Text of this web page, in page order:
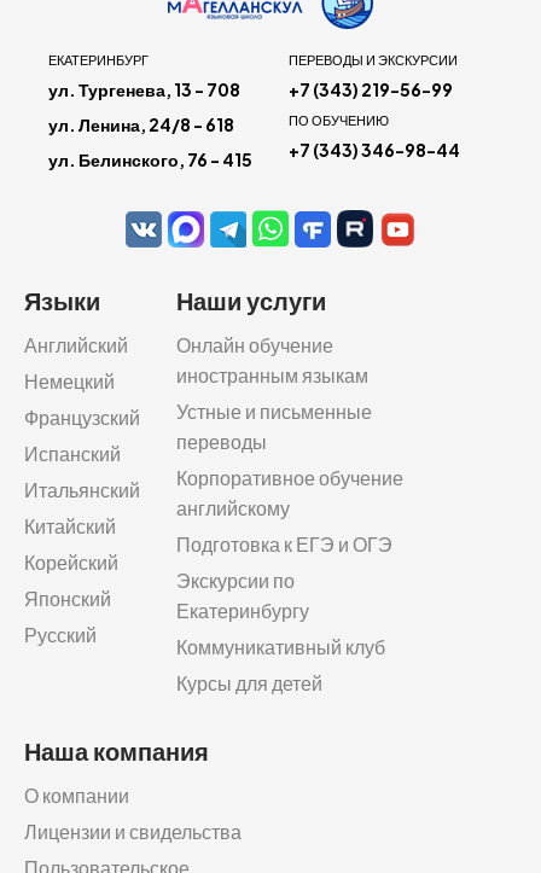
ЕКАТЕРИНБУРГ
ул. Тургенева, 13 - 708
ул. Ленина, 24/8 - 618
ул. Белинского, 76 - 415
ПЕРЕВОДЫ И ЭКСКУРСИИ
+7 (343) 219-56-99
ПО ОБУЧЕНИЮ
+7 (343) 346-98-44
Языки
Английский
Немецкий
Французский
Испанский
Итальянский
Китайский
Корейский
Японский
Русский
Наши услуги
Онлайн обучение
иностранным языкам
Устные и письменные
переводы
Корпоративное обучение
английскому
Подготовка к ЕГЭ и ОГЭ
Экскурсии по
Екатеринбургу
Коммуникативный клуб
Курсы для детей
Наша компания
О компании
Лицензии и свидельства
Пользовательское